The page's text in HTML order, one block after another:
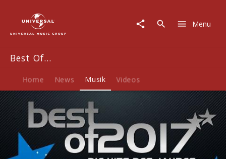
Musik
Best
-
Die
Hits
des
Jahres
Menu
Best Of…
Home News Musik Videos